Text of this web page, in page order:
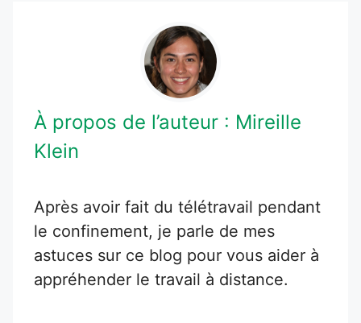
À propos de l’auteur : Mireille
Klein
Après avoir fait du télétravail pendant
le confinement, je parle de mes
astuces sur ce blog pour vous aider à
appréhender le travail à distance.